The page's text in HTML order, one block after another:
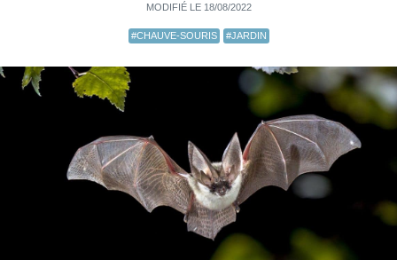
MODIFIÉ LE 18/08/2022
#CHAUVE-SOURIS #JARDIN